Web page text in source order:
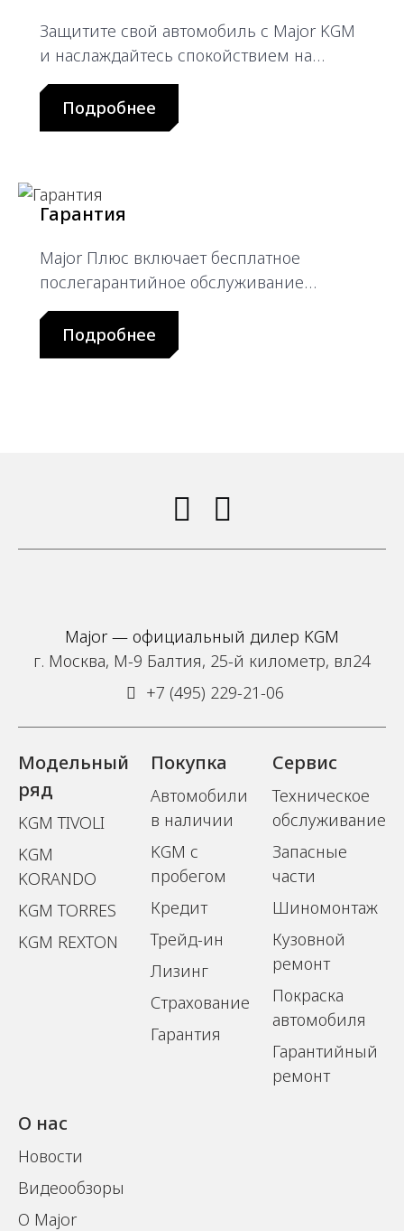
Защитите свой автомобиль с Major KGM
и наслаждайтесь спокойствием на
дороге!
Подробнее
Гарантия
Major Плюс включает бесплатное
послегарантийное обслуживание
автомобиля.
Подробнее
Major — официальный дилер KGM
г. Москва, М-9 Балтия, 25-й километр, вл24
+7 (495) 229-21-06
Модельный
ряд
KGM TIVOLI
KGM
KORANDO
KGM TORRES
KGM REXTON
Покупка
Автомобили
в наличии
KGM с
пробегом
Кредит
Трейд-ин
Лизинг
Страхование
Гарантия
Сервис
Техническое
обслуживание
Запасные
части
Шиномонтаж
Кузовной
ремонт
Покраска
автомобиля
Гарантийный
ремонт
О нас
Новости
Видеообзоры
О Major